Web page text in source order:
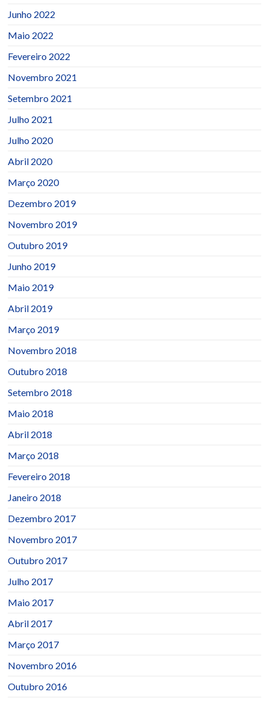
Junho 2022
Maio 2022
Fevereiro 2022
Novembro 2021
Setembro 2021
Julho 2021
Julho 2020
Abril 2020
Março 2020
Dezembro 2019
Novembro 2019
Outubro 2019
Junho 2019
Maio 2019
Abril 2019
Março 2019
Novembro 2018
Outubro 2018
Setembro 2018
Maio 2018
Abril 2018
Março 2018
Fevereiro 2018
Janeiro 2018
Dezembro 2017
Novembro 2017
Outubro 2017
Julho 2017
Maio 2017
Abril 2017
Março 2017
Novembro 2016
Outubro 2016